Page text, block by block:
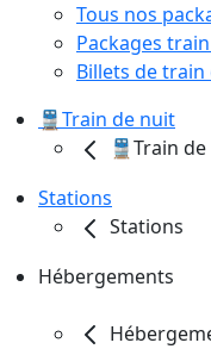
Tous nos
Packages
Billets de
🚆Train de nuit
🚆Train
Stations
Stations
Hébergements